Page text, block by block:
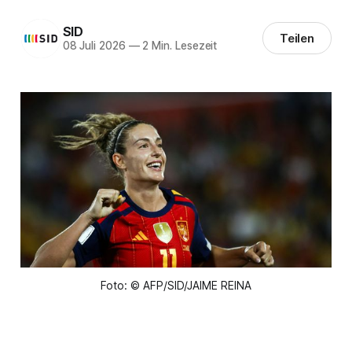
SID
08 Juli 2026 —2 Min. Lesezeit Teilen
Foto: © AFP/SID/JAIME REINA